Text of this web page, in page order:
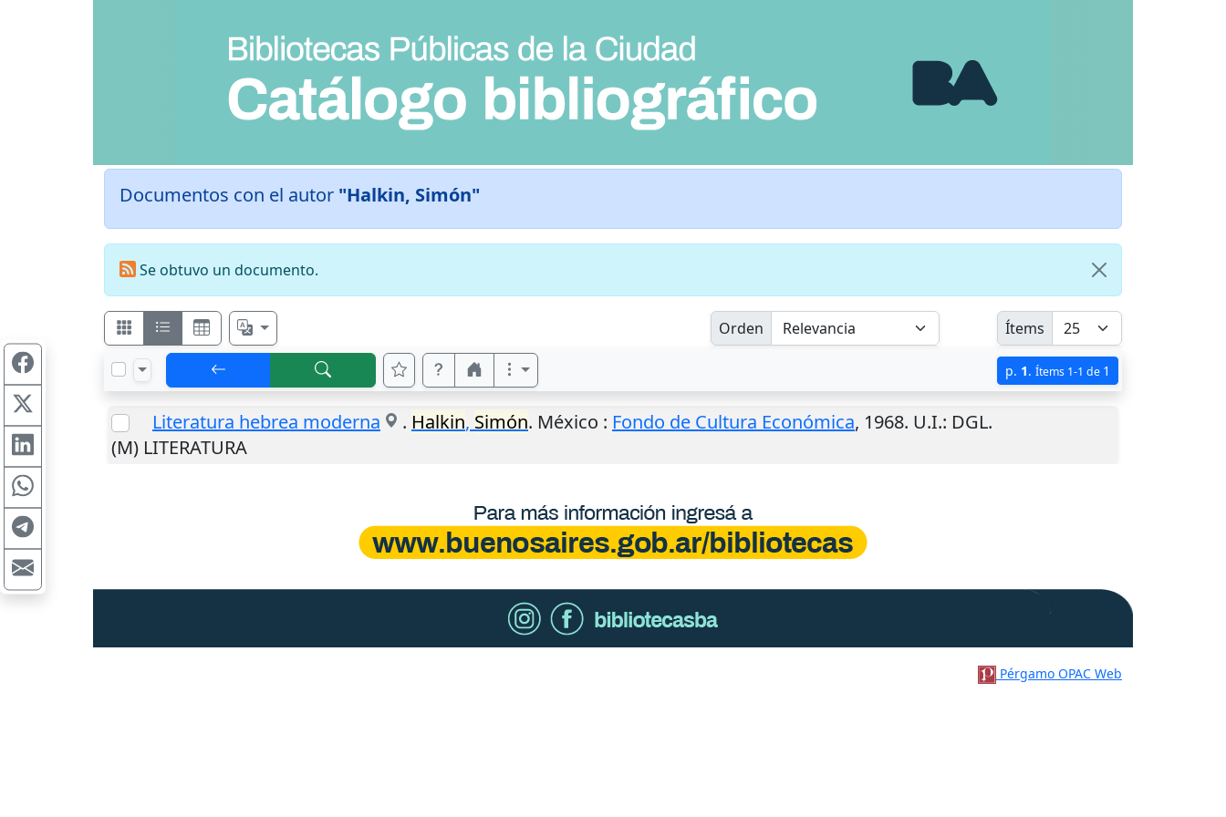
Documentos con el autor "Halkin, Simón"
Se obtuvo un documento.
Orden Ítems
p. 1. Ítems 1-1 de 1
Literatura hebrea moderna . Halkin, Simón. México : Fondo de Cultura Económica, 1968. U.I.: DGL.
(M) LITERATURA
Pérgamo OPAC Web